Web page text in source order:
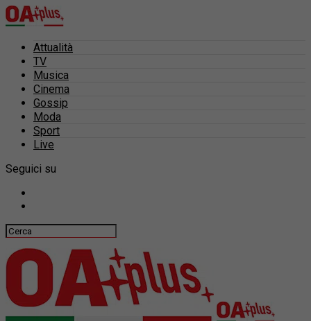
Attualità
TV
Musica
Cinema
Gossip
Moda
Sport
Live
Seguici su